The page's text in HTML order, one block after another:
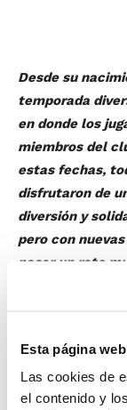
Esta página
Las cookies de
el contenido y
Desde su
temporada
en donde los
miembros del
estas fechas,
disfrutaron de
diversión y
pero con
pasar un rato
Coincidiendo
´30 h., en el
baloncesto
que los